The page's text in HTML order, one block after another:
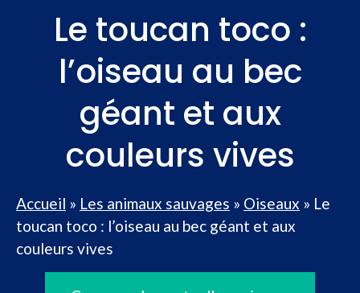
Le toucan toco :
l’oiseau au bec
géant et aux
couleurs vives
Accueil » Les animaux sauvages » Oiseaux » Le
toucan toco : l’oiseau au bec géant et aux
couleurs vives